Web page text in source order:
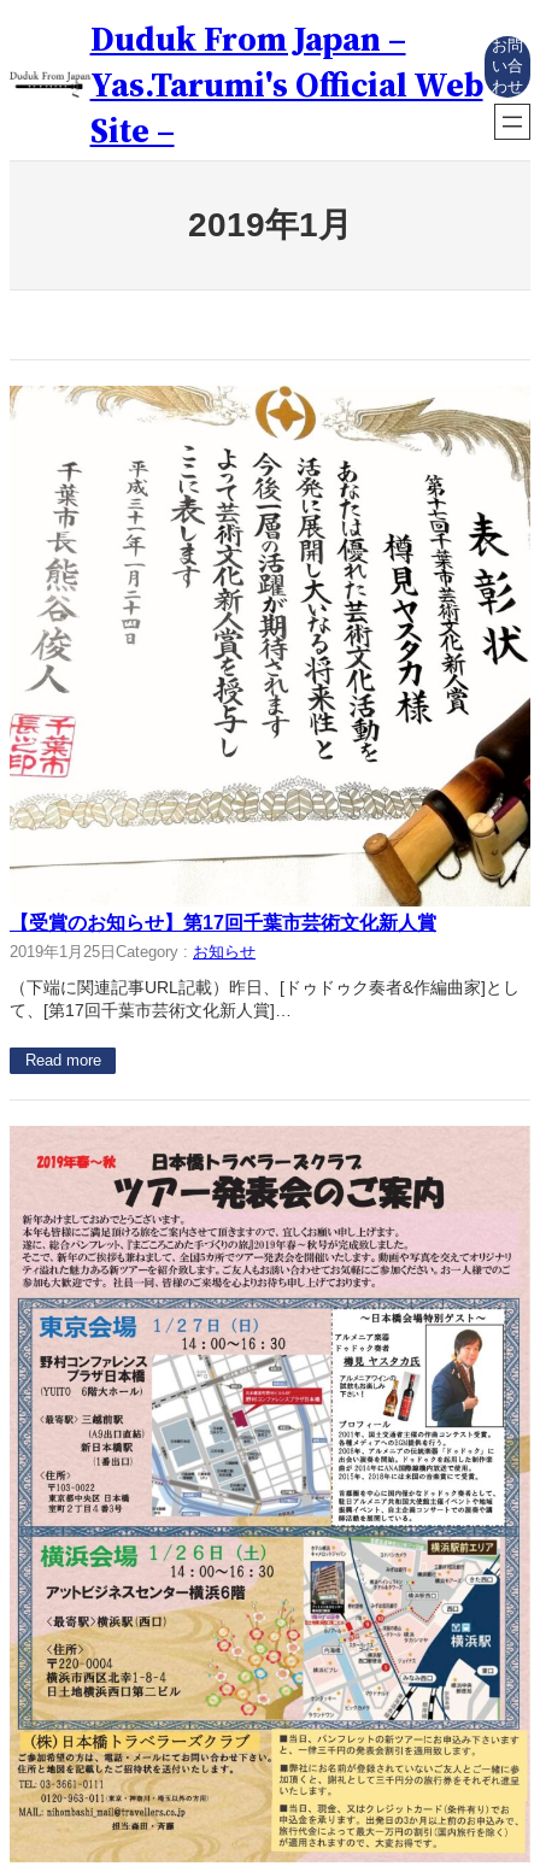
ス
プ
Duduk From Japan –
Yas.Tarumi's Official Web
Site –
お問
い合
わせ
2019年1月
【受賞のお知らせ】第17回千葉市芸術文化新人賞
2019年1月25日 Category : お知らせ
（下端に関連記事URL記載）昨日、[ドゥドゥク奏者&作編曲家]とし
て、[第17回千葉市芸術文化新人賞]…
Read more